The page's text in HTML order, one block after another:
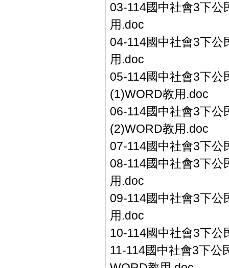
03-114國中社會3下
用.doc
04-114國中社會3下
用.doc
05-114國中社會3下
(1)WORD教用.doc
06-114國中社會3下
(2)WORD教用.doc
07-114國中社會3下
08-114國中社會3下
用.doc
09-114國中社會3下
用.doc
10-114國中社會3下
11-114國中社會3下公